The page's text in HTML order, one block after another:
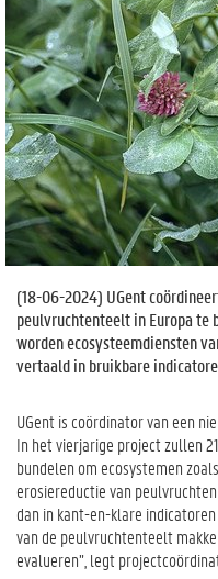
(18-06-2024) UGent
peulvruchtenteelt in Europa te
worden ecosysteemdiensten
vertaald in bruikbare
UGent is coördinator van een
In het vierjarige project zullen
bundelen om ecosystemen
erosiereductie van
dan in kant-en-klare
van de peulvruchtenteelt
evalueren”, legt